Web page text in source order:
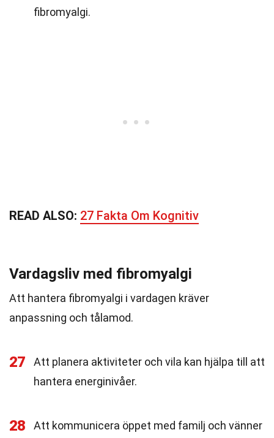
fibromyalgi.
READ ALSO: 27 Fakta Om Kognitiv
Vardagsliv med fibromyalgi
Att hantera fibromyalgi i vardagen kräver
anpassning och tålamod.
27
Att planera aktiviteter och vila kan hjälpa till att
hantera energinivåer.
28
Att kommunicera öppet med familj och vänner